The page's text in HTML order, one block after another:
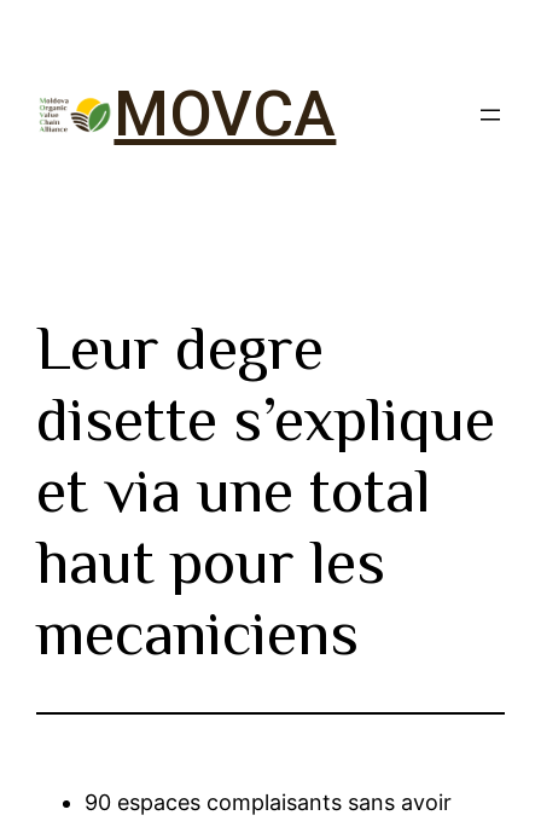
MOVCA
Leur degre
disette s’explique
et via une total
haut pour les
mecaniciens
90 espaces complaisants sans avoir